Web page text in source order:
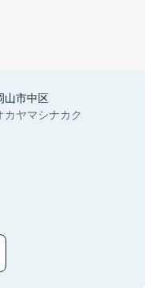
山市中区
カヤマシナカク